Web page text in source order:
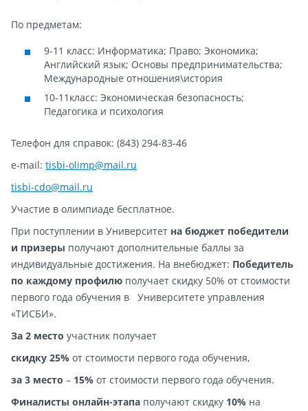
По предметам:
9-11 класс: Информатика; Право; Экономика;
Английский язык; Основы предпринимательства;
Международные отношения\история
10-11класс: Экономическая безопасность;
Педагогика и психология
Телефон для справок: (843) 294-83-46
e-mail: tisbi-olimp@mail.ru
tisbi-cdo@mail.ru
Участие в олимпиаде бесплатное.
При поступлении в Университет на бюджет победители
и призеры получают дополнительные баллы за
индивидуальные достижения. На внебюджет: Победитель
по каждому профилю получает скидку 50% от стоимости
первого года обучения в Университете управления
«ТИСБИ».
За 2 место участник получает
скидку 25% от стоимости первого года обучения,
за 3 место – 15% от стоимости первого года обучения.
Финалисты онлайн-этапа получают скидку 10% на